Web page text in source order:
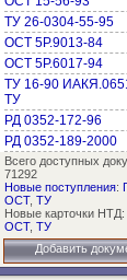
ТУ 26-0304-55-95
ОСТ 5Р.9013-84
ОСТ 5Р.6017-94
ТУ 16-90
ТУ
РД 0352-172-96
РД 0352-189-2000
Всего доступных
71292
Новые поступления:
ОСТ, ТУ
Новые карточки НТД:
ОСТ, ТУ
Добавить